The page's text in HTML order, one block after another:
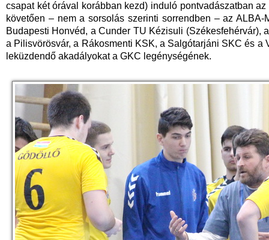
csapat két órával korábban kezd) induló pontvadászatban
követően – nem a sorsolás szerinti sorrendben – az
Budapesti Honvéd, a Cunder TU Kézisuli (Székesfehérvár),
a Pilisvörösvár, a Rákosmenti KSK, a Salgótarjáni SKC és
leküzdendő akadályokat a GKC legénységének.